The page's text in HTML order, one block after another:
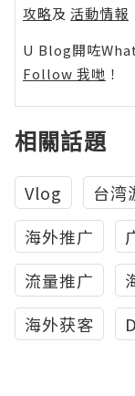
攻略及 活動情報
U Blog開咗
Follow 我哋 ！
相關話題
Vlog 台湾
海外推广
流量推广
海外获客